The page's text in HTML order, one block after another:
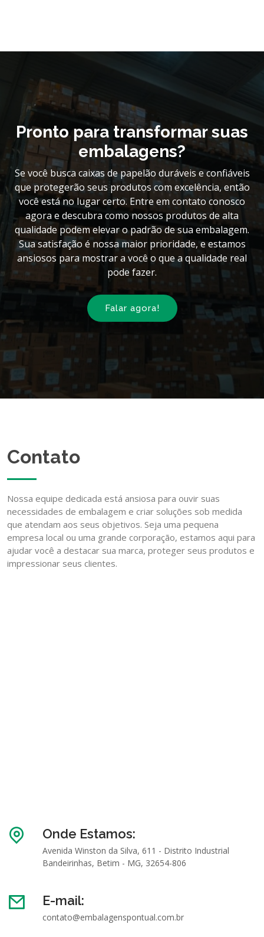
Pronto para transformar suas
embalagens?
Se você busca caixas de papelão duráveis e confiáveis
que protegerão seus produtos com excelência, então
você está no lugar certo. Entre em contato conosco
agora e descubra como nossos produtos de alta
qualidade podem elevar o padrão de sua embalagem.
Sua satisfação é nossa maior prioridade, e estamos
ansiosos para mostrar a você o que a qualidade real
pode fazer.
Falar agora!
Contato
Nossa equipe dedicada está ansiosa para ouvir suas
necessidades de embalagem e criar soluções sob medida
que atendam aos seus objetivos. Seja uma pequena
empresa local ou uma grande corporação, estamos aqui para
ajudar você a destacar sua marca, proteger seus produtos e
impressionar seus clientes.
Onde Estamos:
Avenida Winston da Silva, 611 - Distrito Industrial
Bandeirinhas, Betim - MG, 32654-806
E-mail:
contato@embalagenspontual.com.br